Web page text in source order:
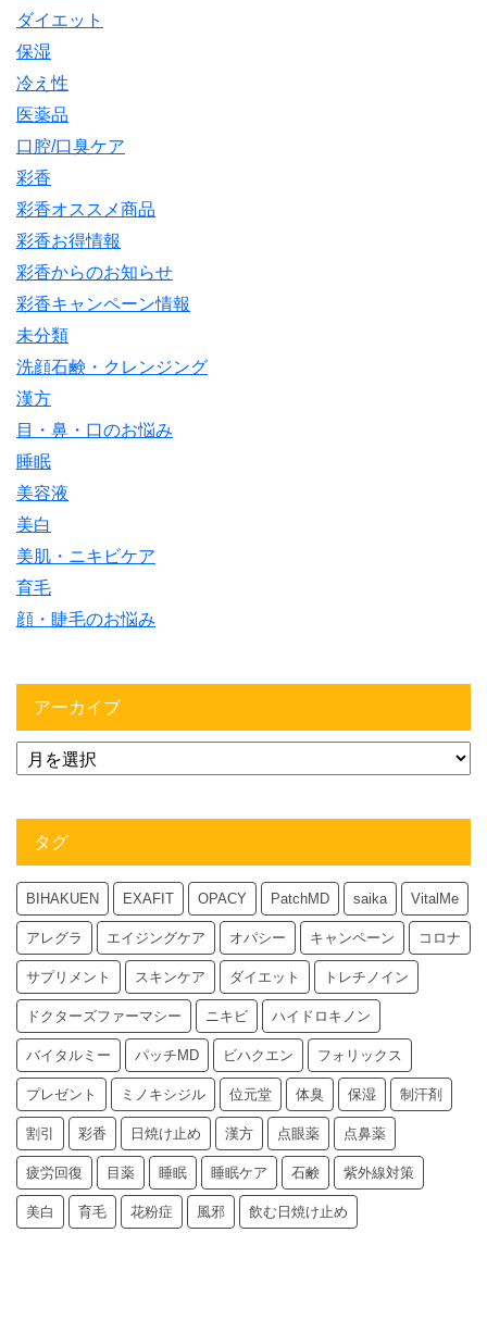
ダイエット
保湿
冷え性
医薬品
口腔/口臭ケア
彩香
彩香オススメ商品
彩香お得情報
彩香からのお知らせ
彩香キャンペーン情報
未分類
洗顔石鹸・クレンジング
漢方
目・鼻・口のお悩み
睡眠
美容液
美白
美肌・ニキビケア
育毛
顔・睫毛のお悩み
アーカイブ
タグ
BIHAKUEN EXAFIT OPACY PatchMD saika VitalMe
アレグラ エイジングケア オパシー キャンペーン コロナ
サプリメント スキンケア ダイエット トレチノイン
ドクターズファーマシー ニキビ ハイドロキノン
バイタルミー パッチMD ビハクエン フォリックス
プレゼント ミノキシジル 位元堂 体臭 保湿 制汗剤
割引 彩香 日焼け止め 漢方 点眼薬 点鼻薬
疲労回復 目薬 睡眠 睡眠ケア 石鹸 紫外線対策
美白 育毛 花粉症 風邪 飲む日焼け止め